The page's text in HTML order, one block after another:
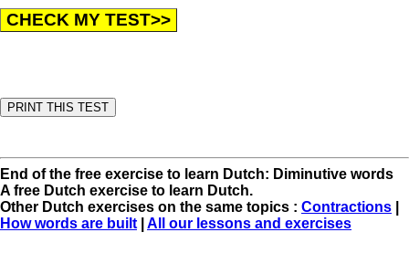
End of the free exercise to learn Dutch: Diminutive words
A free Dutch exercise to learn Dutch.
Other Dutch exercises on the same topics : Contractions
How words are built
All our lessons and exercises